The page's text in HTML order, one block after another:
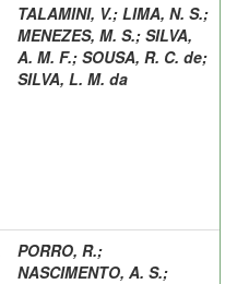
TALAMINI, V.; LIMA, N. S.;
MENEZES, M. S.; SILVA,
A. M. F.; SOUSA, R. C. de;
SILVA, L. M. da
PORRO, R.;
NASCIMENTO, A. S.;